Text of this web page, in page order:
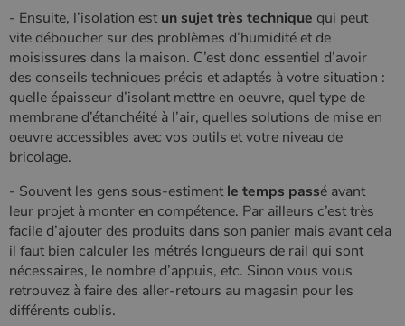
- Ensuite, l’isolation estun sujet très technique qui peut
vite déboucher sur des problèmes d’humidité et de
moisissures dans la maison. C’est donc essentiel d’avoir
des conseils techniques précis et adaptés à votre situation :
quelle épaisseur d’isolant mettre en oeuvre, quel type de
membrane d’étanchéité à l’air, quelles solutions de mise en
oeuvre accessibles avec vos outils et votre niveau de
bricolage.
- Souvent les gens sous-estimentle temps passé avant
leur projet à monter en compétence. Par ailleurs c’est très
facile d’ajouter des produits dans son panier mais avant cela
il faut bien calculer les métrés longueurs de rail qui sont
nécessaires, le nombre d’appuis, etc. Sinon vous vous
retrouvez à faire des aller-retours au magasin pour les
différents oublis.